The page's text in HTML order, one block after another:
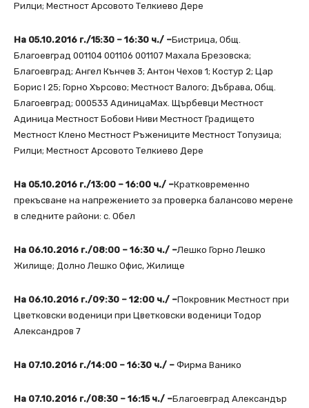
Рилци; Местност Арсовото Телкиево Дере
На 05.10.2016 г./15:30 – 16:30 ч./ –Бистрица, Общ.
Благоевград 001104 001106 001107 Махала Брезовска;
Благоевград; Ангел Кънчев 3; Антон Чехов 1; Костур 2; Цар
Борис I 25; Горно Хърсово; Местност Валого; Дъбрава, Общ.
Благоевград; 000533 АдиницаМах. Щърбевци Местност
Адиница Местност Бобови Ниви Местност Градището
Местност Клено Местност Ръжениците Местност Топузица;
Рилци; Местност Арсовото Телкиево Дере
На 05.10.2016 г./13:00 – 16:00 ч./ –Кратковременно
прекъсване на напрежението за проверка балансово мерене
в следните райони: с. Обел
На 06.10.2016 г./08:00 – 16:30 ч./ –Лешко Горно Лешко
Жилище; Долно Лешко Офис, Жилище
На 06.10.2016 г./09:30 – 12:00 ч./ –Покровник Местност при
Цветковски воденици при Цветковски воденици Тодор
Александров 7
На 07.10.2016 г./14:00 – 16:30 ч./ – Фирма Ванико
На 07.10.2016 г./08:30 – 16:15 ч./ –Благоевград Александър